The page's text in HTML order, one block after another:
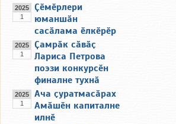
2025
1
Ҫӗмӗрлери
юманшӑн
сасӑлама ӗлкӗрӗр
2025
1
Ҫамрӑк сӑвӑҫ
Лариса Петрова
поэзи конкурсӗн
финалне тухнӑ
2025
1
Ача ҫуратмасӑрах
Амӑшӗн капиталне
илнӗ